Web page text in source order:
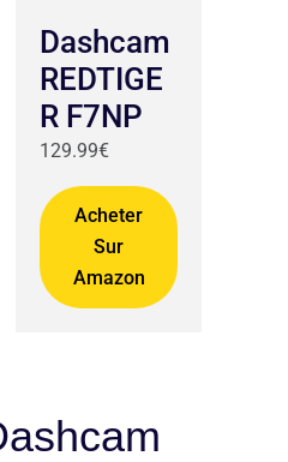
Dashcam
REDTIGE
R F7NP
129.99€
Acheter
Sur
Amazon